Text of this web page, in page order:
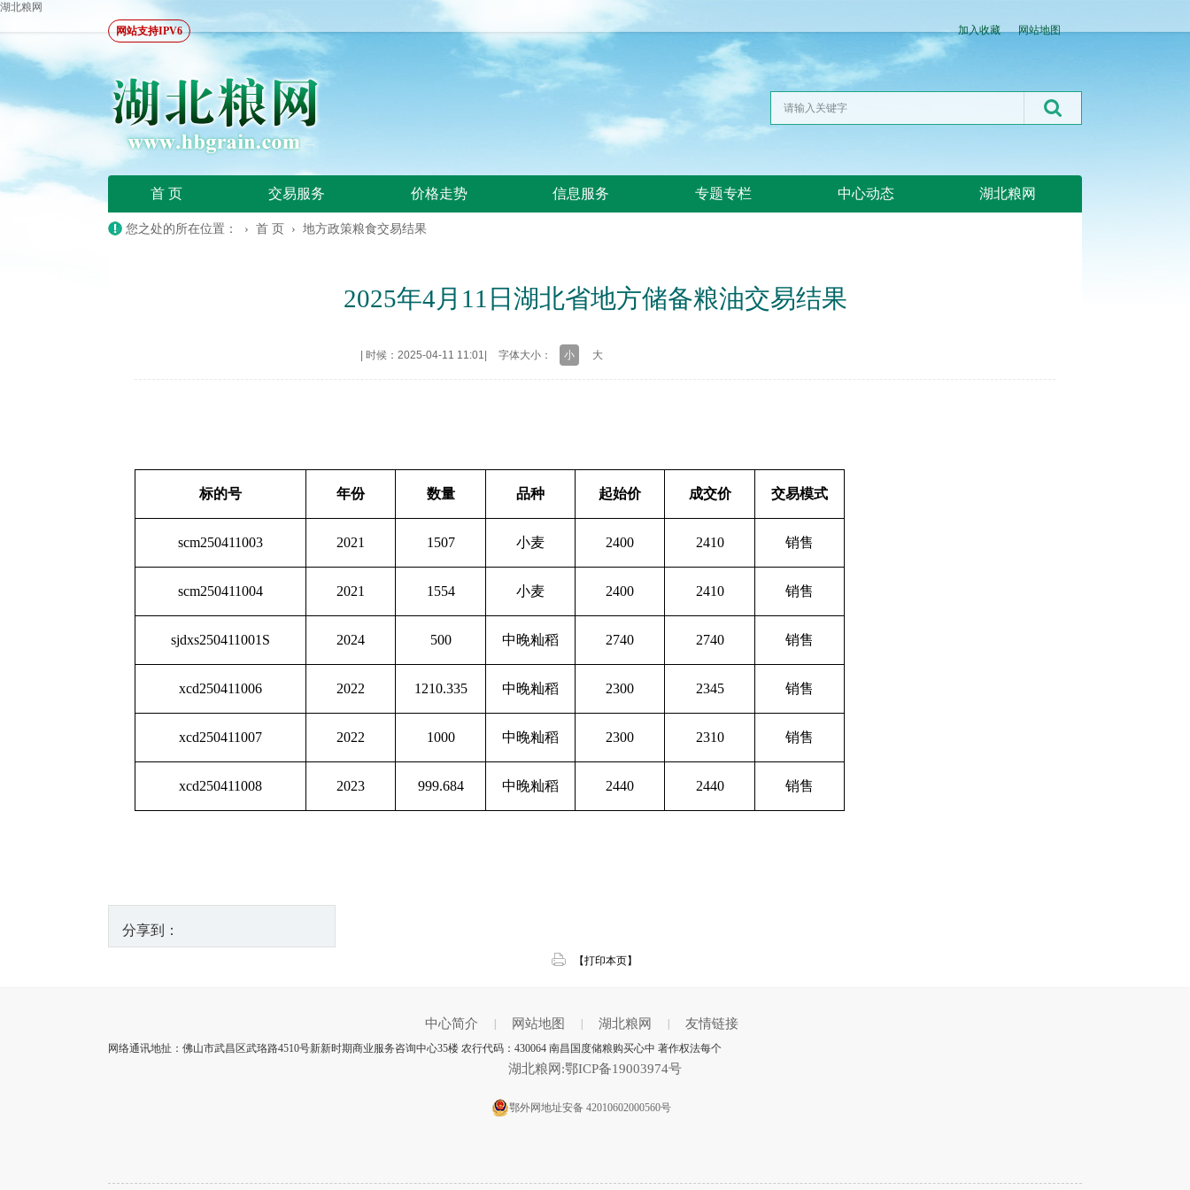
湖北粮网
网站支持IPV6
加入收藏 网站地图
首 页 交易服务 价格走势 信息服务 专题专栏 中心动态 湖北粮网
您之处的所在位置： › 首 页 › 地方政策粮食交易结果
2025年4月11日湖北省地方储备粮油交易结果
时候：2025-04-11 11:01 字体大小： 小 大
标的号 年份 数量 品种 起始价 成交价 交易模式
scm250411003 2021 1507 小麦 2400 2410 销售
scm250411004 2021 1554 小麦 2400 2410 销售
sjdxs250411001S 2024 500 中晚籼稻 2740 2740 销售
xcd250411006 2022 1210.335 中晚籼稻 2300 2345 销售
xcd250411007 2022 1000 中晚籼稻 2300 2310 销售
xcd250411008 2023 999.684 中晚籼稻 2440 2440 销售
分享到：
【打印本页】
中心简介 网站地图 湖北粮网 友情链接
网络通讯地扯：佛山市武昌区武珞路4510号新新时期商业服务咨询中心35楼 农行代码：430064 南昌国度储粮购买心中 著作权法每个
湖北粮网:鄂ICP备19003974号
鄂外网地址安备 42010602000560号